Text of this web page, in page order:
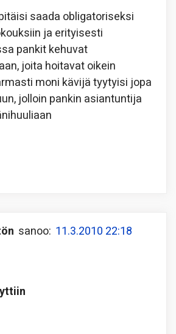
saada obligatoriseksi
ja erityisesti
pankit kehuvat
joita hoitavat oikein
moni kävijä tyytyisi jopa
jolloin pankin asiantuntija
sanoo: 11.3.2010 22:18